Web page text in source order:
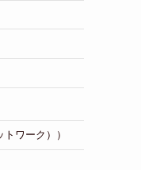
ワーク））